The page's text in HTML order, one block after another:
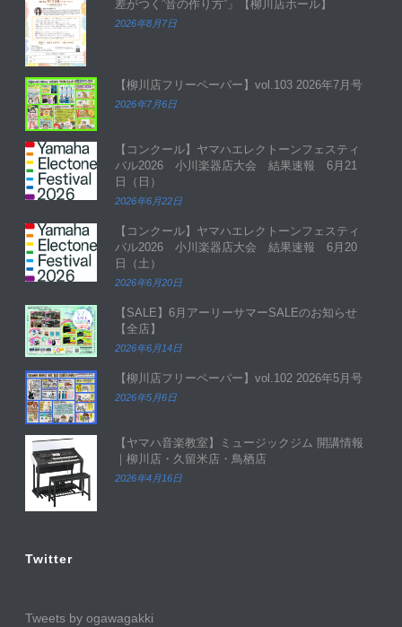
差がつく”音の作り方”」【柳川店ホール】
2026年8月7日
【柳川店フリーペーパー】vol.103 2026年7月号
2026年7月6日
【コンクール】ヤマハエレクトーンフェスティ
バル2026 小川楽器店大会 結果速報 6月21
日（日）
2026年6月22日
【コンクール】ヤマハエレクトーンフェスティ
バル2026 小川楽器店大会 結果速報 6月20
日（土）
2026年6月20日
【SALE】6月アーリーサマーSALEのお知らせ
【全店】
2026年6月14日
【柳川店フリーペーパー】vol.102 2026年5月号
2026年5月6日
【ヤマハ音楽教室】ミュージックジム 開講情報
｜柳川店・久留米店・鳥栖店
2026年4月16日
Twitter
Tweets by ogawagakki